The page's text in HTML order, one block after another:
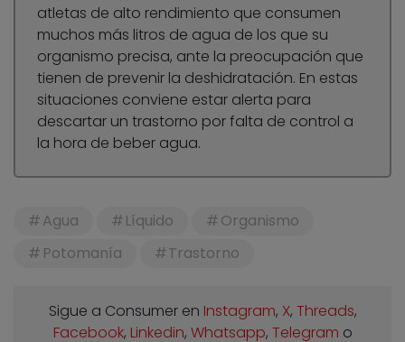
atletas de alto rendimiento que consumen
muchos más litros de agua de los que su
organismo precisa, ante la preocupación que
tienen de prevenir la deshidratación. En estas
situaciones conviene estar alerta para
descartar un trastorno por falta de control a
la hora de beber agua.
Agua Líquido
Organismo
Potomanía
Trastorno
Sigue a Consumer en Instagram, X, Threads,
Facebook, Linkedin, Whatsapp, Telegram o